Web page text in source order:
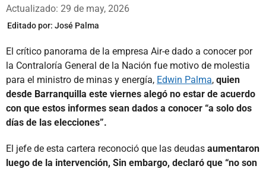
Facebook
X
Actualizado: 29 de may, 2026
Editado por: José Palma
El crítico panorama de la empresa Air-e dado a conocer por
la Contraloría General de la Nación fue motivo de molestia
para el ministro de minas y energía, Edwin Palma, quien
desde Barranquilla este viernes alegó no estar de acuerdo
con que estos informes sean dados a conocer “a solo dos
días de las elecciones”.
El jefe de esta cartera reconoció que las deudas aumentaron
luego de la intervención, Sin embargo, declaró que “no son